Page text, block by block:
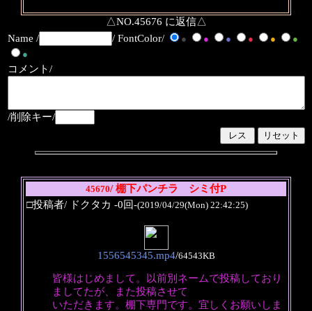
△NO.45676 に返信△
Name /
/ FontColor/ ● ● ● ● ●
●
●
コメント/
/削除キー/
45670/ 棚下パンチラ シミ付P
□投稿者/ ドクタカ -0回-(2019/04/29(Mon) 22:42:25)
1556545345.mp4/64543KB
皆様はじめまして。以前別ネームで投稿しており
ましてたが、また投稿させて
いただきます。棚下専門です。宜しくお願いしま